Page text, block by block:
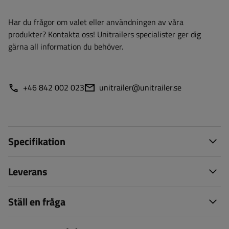
Har du frågor om valet eller användningen av våra
produkter? Kontakta oss! Unitrailers specialister ger dig
gärna all information du behöver.
+46 842 002 023 unitrailer@unitrailer.se
Specifikation
Leverans
Ställ en fråga